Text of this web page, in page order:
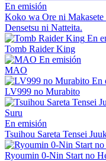
En emisión
Koko wa Ore ni Makasete
Densetsu ni Natteita.
En
Tomb Raider King
En emisión
MAO
En
LV999 no Murabito
En emisión
Tsuihou Sareta Tensei
Ryoumin 0-Nin Start no